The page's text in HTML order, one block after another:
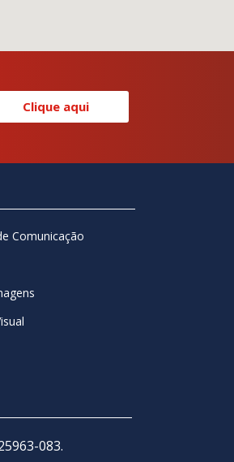
Clique aqui
Comunicação
083.